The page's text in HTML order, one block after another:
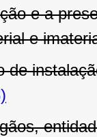
e a
e
de